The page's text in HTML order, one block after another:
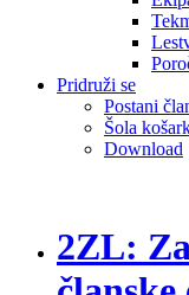
Pridruži se
Postani
Šola
Download
2ZL: